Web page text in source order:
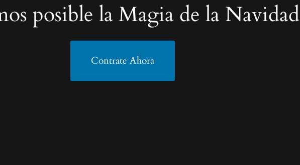
posible la Magia de la Navidad
Contrate Ahora